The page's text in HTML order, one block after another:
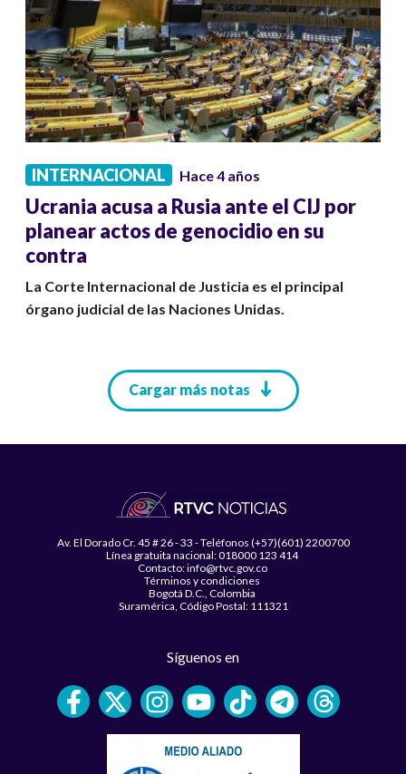
INTERNACIONAL Hace 4 años
Ucrania acusa a Rusia ante el CIJ por
planear actos de genocidio en su
contra
La Corte Internacional de Justicia es el principal
órgano judicial de las Naciones Unidas.
Cargar más notas
Av. El Dorado Cr. 45 # 26 - 33 - Teléfonos (+57)(601) 2200700
Línea gratuita nacional: 018000 123 414
Contacto: info@rtvc.gov.co
Términos y condiciones
Bogotá D.C., Colombia
Suramérica, Código Postal: 111321
Síguenos en